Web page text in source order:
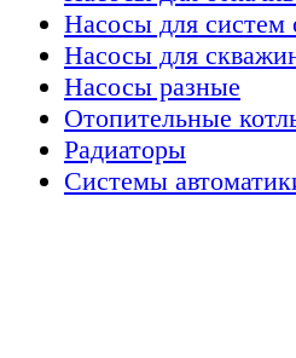
Насосы для систем
Насосы для
Насосы разные
Отопительные
Радиаторы
Системы